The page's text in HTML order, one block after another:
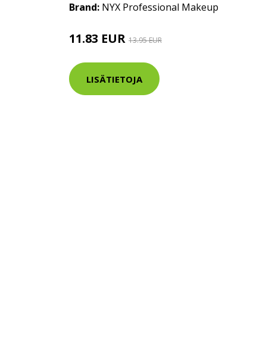
Brand: NYX Professional Makeup
11.83 EUR 13.95 EUR
LISÄTIETOJA